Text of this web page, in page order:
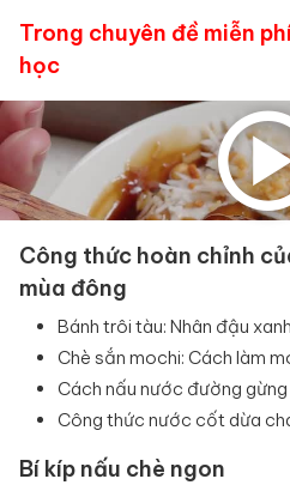
Trong chuyên đề miễn
học
Công thức hoàn chỉnh
mùa đông
Bánh trôi tàu: Nhân đậu
Chè sắn mochi: Cách làm
Cách nấu nước đường
Công thức nước cốt dừa
Bí kíp nấu chè ngon